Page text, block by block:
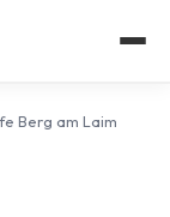
Berg am Laim